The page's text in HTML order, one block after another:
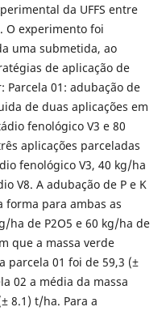
da UFFS entre
O experimento foi
uma submetida, ao
de aplicação de
01: adubação de
de duas aplicações em
fenológico V3 e 80
aplicações parceladas
fenológico V3, 40 kg/ha
V8. A adubação de P e K
forma para ambas as
ha de P2O5 e 60 kg/ha de
que a massa verde
parcela 01 foi de 59,3 (±
02 a média da massa
8.1) t/ha. Para a